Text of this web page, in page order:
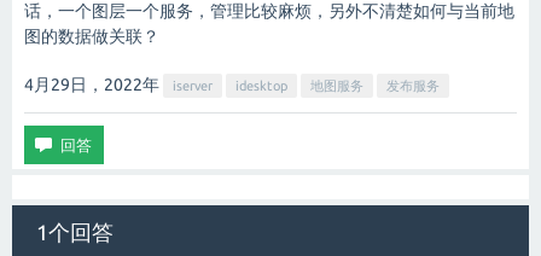
话，一个图层一个服务，管理比较麻烦，另外不清楚如何与当前地
图的数据做关联？
4月29日，2022年 iserver idesktop 地图服务 发布服务
1个回答